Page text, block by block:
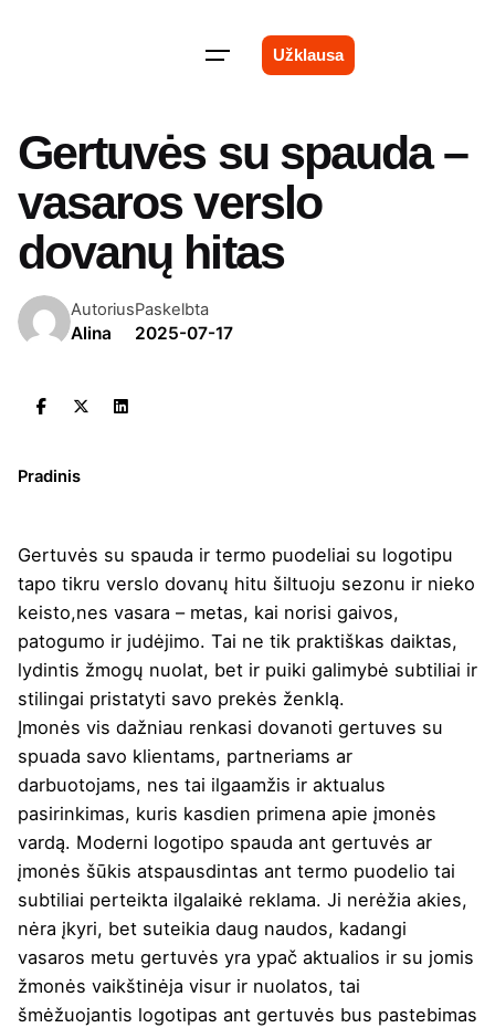
Užklausa
Gertuvės su spauda –
vasaros verslo
dovanų hitas
Autorius
Alina
Paskelbta
2025-07-17
Pradinis
Gertuvės su spauda ir termo puodeliai su logotipu
tapo tikru verslo dovanų hitu šiltuoju sezonu ir nieko
keisto,nes vasara – metas, kai norisi gaivos,
patogumo ir judėjimo. Tai ne tik praktiškas daiktas,
lydintis žmogų nuolat, bet ir puiki galimybė subtiliai ir
stilingai pristatyti savo prekės ženklą.
Įmonės vis dažniau renkasi dovanoti gertuves su
spuada savo klientams, partneriams ar
darbuotojams, nes tai ilgaamžis ir aktualus
pasirinkimas, kuris kasdien primena apie įmonės
vardą. Moderni logotipo spauda ant gertuvės ar
įmonės šūkis atspausdintas ant termo puodelio tai
subtiliai perteikta ilgalaikė reklama. Ji nerėžia akies,
nėra įkyri, bet suteikia daug naudos, kadangi
vasaros metu gertuvės yra ypač aktualios ir su jomis
žmonės vaikštinėja visur ir nuolatos, tai
šmėžuojantis logotipas ant gertuvės bus pastebimas